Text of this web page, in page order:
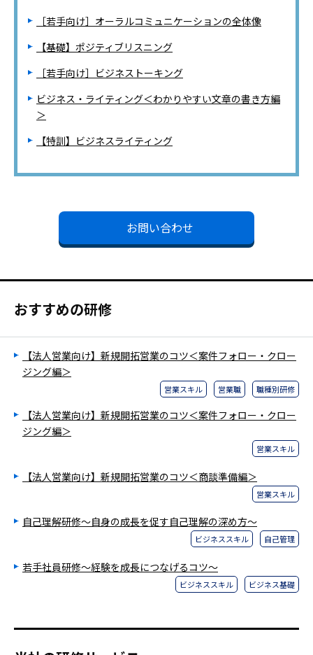
［若手向け］オーラルコミュニケーションの全体像
【基礎】ポジティブリスニング
［若手向け］ビジネストーキング
ビジネス・ライティング＜わかりやすい文章の書き方編
＞
【特訓】ビジネスライティング
お問い合わせ
おすすめの研修
【法人営業向け】新規開拓営業のコツ＜案件フォロー・クロー
ジング編＞
営業スキル 営業職 職種別研修
【法人営業向け】新規開拓営業のコツ＜案件フォロー・クロー
ジング編＞
営業スキル
【法人営業向け】新規開拓営業のコツ＜商談準備編＞
営業スキル
自己理解研修～自身の成長を促す自己理解の深め方～
ビジネススキル 自己管理
若手社員研修～経験を成長につなげるコツ～
ビジネススキル ビジネス基礎